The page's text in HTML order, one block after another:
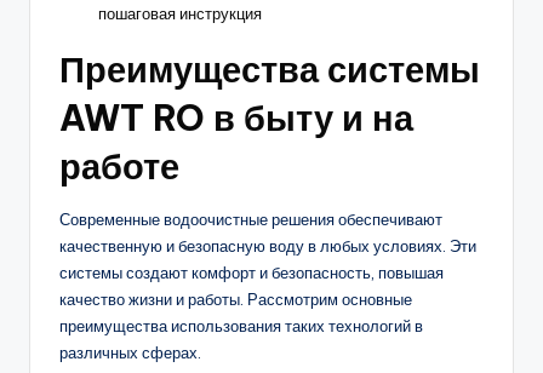
пошаговая инструкция
Преимущества системы
AWT RO в быту и на
работе
Современные водоочистные решения обеспечивают
качественную и безопасную воду в любых условиях. Эти
системы создают комфорт и безопасность, повышая
качество жизни и работы. Рассмотрим основные
преимущества использования таких технологий в
различных сферах.